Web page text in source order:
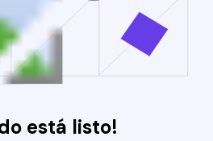
está listo!